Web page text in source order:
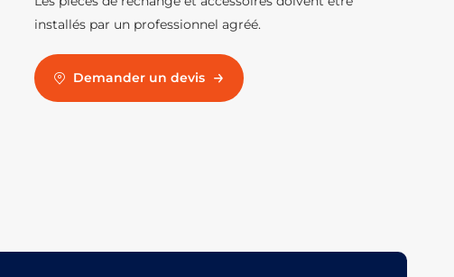
installés par un professionnel agréé.
Demander un devis